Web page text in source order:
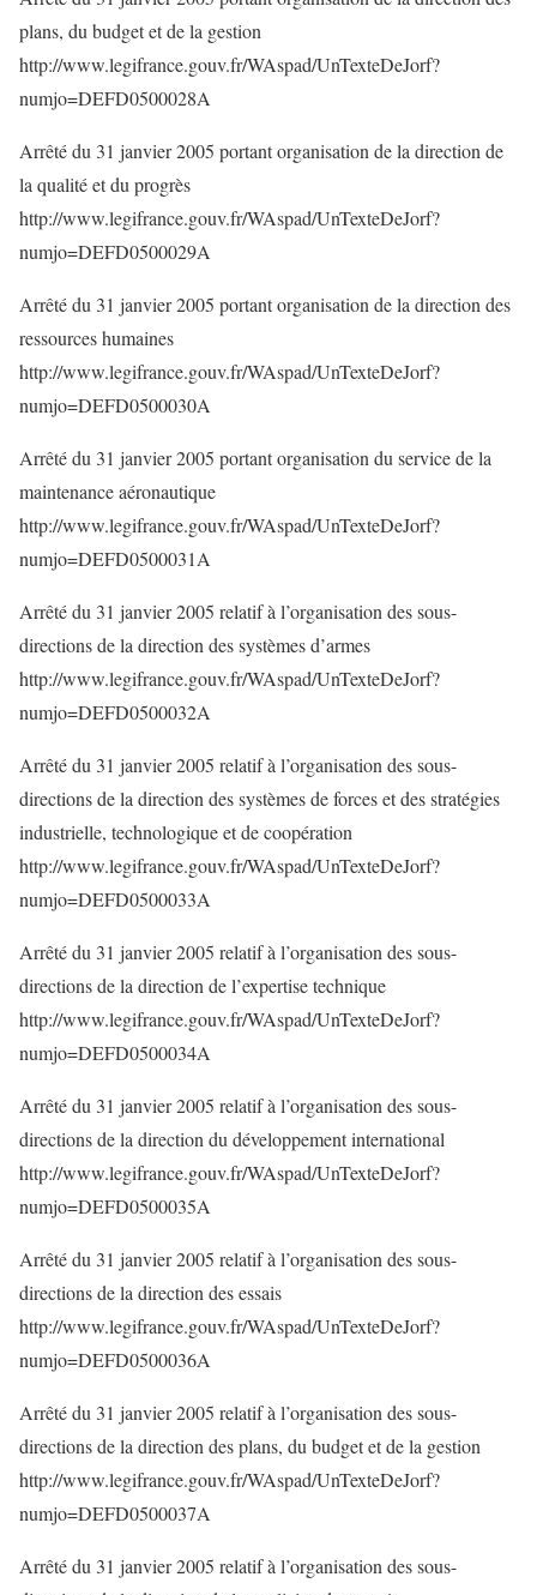
plans, du budget et de la gestion
http://www.legifrance.gouv.fr/WAspad/UnTexteDeJorf?
numjo=DEFD0500028A
Arrêté du 31 janvier 2005 portant organisation de la direction de
la qualité et du progrès
http://www.legifrance.gouv.fr/WAspad/UnTexteDeJorf?
numjo=DEFD0500029A
Arrêté du 31 janvier 2005 portant organisation de la direction des
ressources humaines
http://www.legifrance.gouv.fr/WAspad/UnTexteDeJorf?
numjo=DEFD0500030A
Arrêté du 31 janvier 2005 portant organisation du service de la
maintenance aéronautique
http://www.legifrance.gouv.fr/WAspad/UnTexteDeJorf?
numjo=DEFD0500031A
Arrêté du 31 janvier 2005 relatif à l’organisation des sous-
directions de la direction des systèmes d’armes
http://www.legifrance.gouv.fr/WAspad/UnTexteDeJorf?
numjo=DEFD0500032A
Arrêté du 31 janvier 2005 relatif à l’organisation des sous-
directions de la direction des systèmes de forces et des stratégies
industrielle, technologique et de coopération
http://www.legifrance.gouv.fr/WAspad/UnTexteDeJorf?
numjo=DEFD0500033A
Arrêté du 31 janvier 2005 relatif à l’organisation des sous-
directions de la direction de l’expertise technique
http://www.legifrance.gouv.fr/WAspad/UnTexteDeJorf?
numjo=DEFD0500034A
Arrêté du 31 janvier 2005 relatif à l’organisation des sous-
directions de la direction du développement international
http://www.legifrance.gouv.fr/WAspad/UnTexteDeJorf?
numjo=DEFD0500035A
Arrêté du 31 janvier 2005 relatif à l’organisation des sous-
directions de la direction des essais
http://www.legifrance.gouv.fr/WAspad/UnTexteDeJorf?
numjo=DEFD0500036A
Arrêté du 31 janvier 2005 relatif à l’organisation des sous-
directions de la direction des plans, du budget et de la gestion
http://www.legifrance.gouv.fr/WAspad/UnTexteDeJorf?
numjo=DEFD0500037A
Arrêté du 31 janvier 2005 relatif à l’organisation des sous-